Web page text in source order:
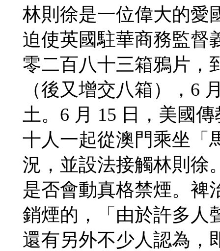
林則徐是一位偉大的愛
迫使英國駐華商務監督
零二百八十三箱鴉片，
（後又增交八箱），6
土。6 月 15 日，美國
十人一起從澳門乘坐「
況，並設法接觸林則徐
是否會動真格禁煙。裨
銷煙的，「由於許多人
還有另外不少人認為，